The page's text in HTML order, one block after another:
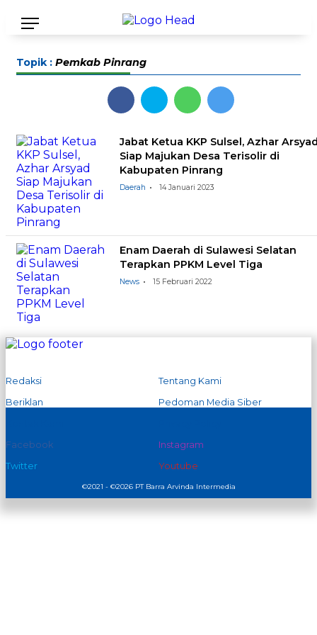
Topik : Pemkab Pinrang
Jabat Ketua KKP Sulsel, Azhar
Siap Majukan Desa Terisolir di
Kabupaten Pinrang
Daerah 14 Januari 2023
Enam Daerah di Sulawesi Selatan
Terapkan PPKM Level Tiga
News 15 Februari 2022
Redaksi
Tentang Kami
Beriklan
Pedoman Media Siber
Facebook
Instagram
Twitter
Youtube
©2021 - ©2026 PT Barra Arvinda Intermedia